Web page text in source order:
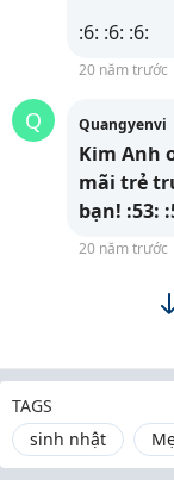
:6: :6: :6:
20 năm trước
Q Quangyenvi
Kim Anh
mãi trẻ
bạn! :53:
20 năm trước
TAGS
sinh nhật